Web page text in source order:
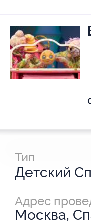
Тип
Адрес
Москва,